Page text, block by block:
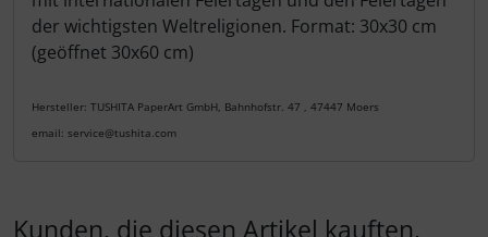
der wichtigsten Weltreligionen. Format: 30x30 cm
(geöffnet 30x60 cm)
Hersteller: TUSHITA PaperArt GmbH, Bahnhofstr. 47 , 47447 Moers
email: service@tushita.com
Kunden, die diesen Artikel kauften,